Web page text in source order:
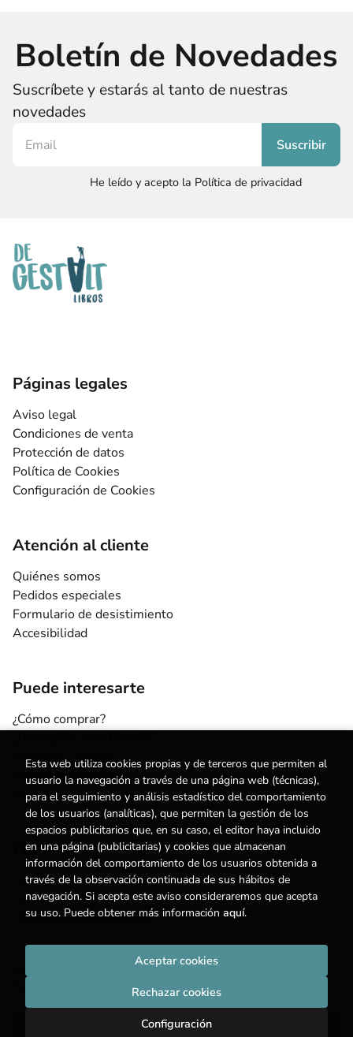
Añadir a mi cesta
Boletín de Novedades
Suscríbete y estarás al tanto de nuestras
novedades
He leído y acepto la Política de privacidad
Páginas legales
Aviso legal
Condiciones de venta
Protección de datos
Política de Cookies
Configuración de Cookies
Atención al cliente
Quiénes somos
Pedidos especiales
Formulario de desistimiento
Accesibilidad
Puede interesarte
¿Cómo comprar?
Escuelas y centros
Nuestros Servicios
Noticias
Contacto
(+34) 615 55 96 54
info@degestalt.com
Formulario de contacto
. Todos los Derechos Reservados |
Esta web utiliza cookies propias y de terceros que permiten al
usuario la navegación a través de una página web (técnicas),
para el seguimiento y análisis estadístico del comportamiento
de los usuarios (analíticas), que permiten la gestión de los
espacios publicitarios que, en su caso, el editor haya incluido
en una página (publicitarias) y cookies que almacenan
información del comportamiento de los usuarios obtenida a
través de la observación continuada de sus hábitos de
navegación. Si acepta este aviso consideraremos que acepta
su uso. Puede obtener más información aquí.
Configuración
Rechazar cookies
Aceptar cookies